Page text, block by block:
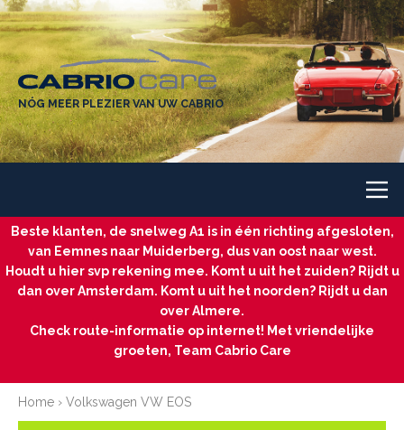
NÓG MEER PLEZIER VAN UW CABRIO
Beste klanten, de snelweg A1 is in één richting afgesloten,
van Eemnes naar Muiderberg, dus van oost naar west.
Houdt u hier svp rekening mee. Komt u uit het zuiden? Rijdt u
dan over Amsterdam. Komt u uit het noorden? Rijdt u dan
over Almere.
Check route-informatie op internet! Met vriendelijke
groeten, Team Cabrio Care
Home › Volkswagen VW EOS